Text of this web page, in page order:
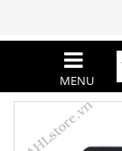
MENU